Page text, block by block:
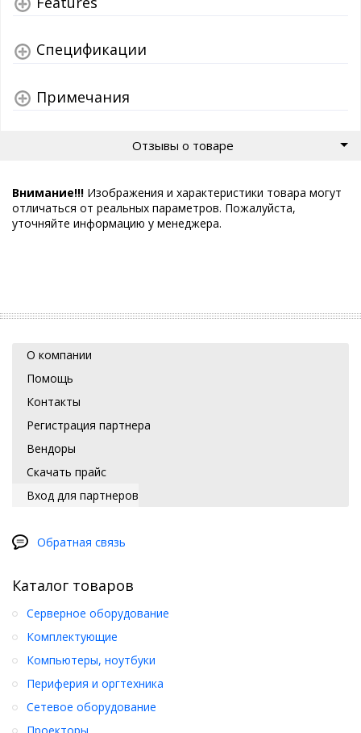
Спецификации
Примечания
Отзывы о товаре
Внимание!!! Изображения и характеристики товара могут
отличаться от реальных параметров. Пожалуйста,
уточняйте информацию у менеджера.
О компании
Помощь
Контакты
Регистрация партнера
Вендоры
Скачать прайс
Вход для партнеров
Обратная связь
Каталог товаров
Серверное оборудование
Комплектующие
Компьютеры, ноутбуки
Периферия и оргтехника
Сетевое оборудование